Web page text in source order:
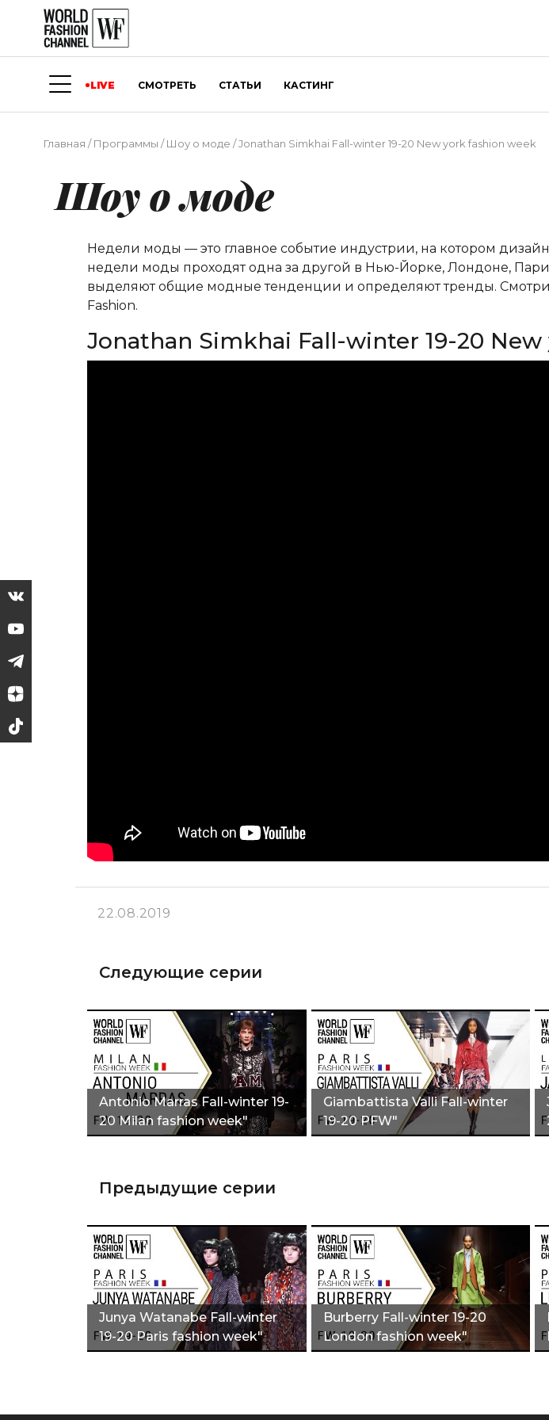
LIVE СМОТРЕТЬ СТАТЬИ КАСТИНГ
Главная /Программы /Шоу о моде /Jonathan Simkhai Fall-winter 19-20 New york fashion week
Шоу о моде
Недели моды — это главное событие индустрии, на котором
недели моды проходят одна за другой в Нью-Йорке, Лондоне,
выделяют общие модные тенденции и определяют тренды.
Fashion.
Jonathan Simkhai Fall-winter 19-20
22.08.2019
Следующие серии
Antonio Marras Fall-winter 19-
20 Milan fashion week"
Giambattista Valli Fall-winter
19-20 PFW"
Предыдущие серии
Junya Watanabe Fall-winter
19-20 Paris fashion week"
Burberry Fall-winter 19-20
London fashion week"